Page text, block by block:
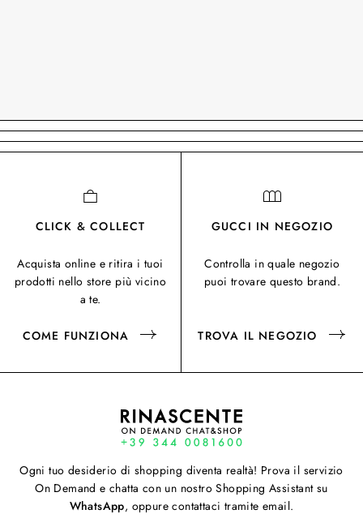
CLICK & COLLECT
Acquista online e ritira i tuoi
prodotti nello store più vicino
a te.
COME FUNZIONA
GUCCI IN NEGOZIO
Controlla in quale negozio
puoi trovare questo brand.
TROVA IL NEGOZIO
Ogni tuo desiderio di shopping diventa realtà! Prova il servizio
On Demand e chatta con un nostro Shopping Assistant su
WhatsApp, oppure contattaci tramite email.